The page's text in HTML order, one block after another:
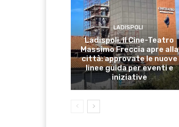
LADISPOLI
Ladispoli, il Cine-Teatro
Massimo Freccia apre alla
città: approvate le nuove
linee guida per eventi e
iniziative